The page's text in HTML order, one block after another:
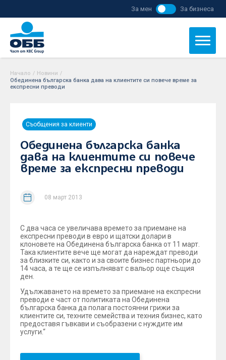
За мен За бизнеса
Начало / Новини /
Обединена българска банка дава на клиентите си повече време за
експресни преводи
Съобщения за клиенти
Обединена българска банка
дава на клиентите си повече
време за експресни преводи
08 март 2013
С два часа се увеличава времето за приемане на
експресни преводи в евро и щатски долари в
клоновете на Обединена българска банка от 11 март.
Така клиентите вече ще могат да нареждат преводи
за близките си, както и за своите бизнес партньори до
14 часа, а те ще се изпълняват с вальор още същия
ден.
Удължаването на времето за приемане на експресни
преводи е част от политиката на Обединена
българска банка да полага постоянни грижи за
клиентите си, техните семейства и техния бизнес, като
предоставя гъвкави и съобразени с нуждите им
услуги.“